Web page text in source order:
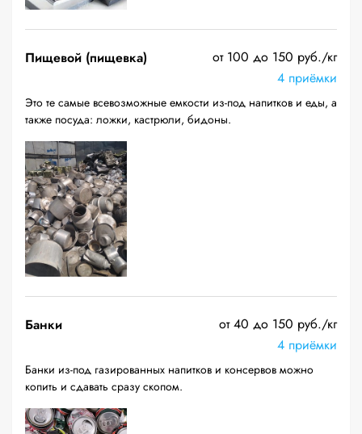
Пищевой (пищевка)
от 100 до 150 руб./кг
4 приёмки
Это те самые всевозможные емкости из-под напитков и еды, а
также посуда: ложки, кастрюли, бидоны.
Банки
от 40 до 150 руб./кг
4 приёмки
Банки из-под газированных напитков и консервов можно
копить и сдавать сразу скопом.